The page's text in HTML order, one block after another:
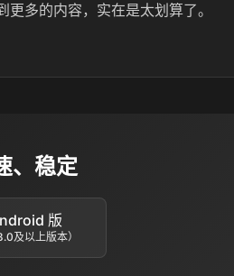
多的内容，实在是太划算了。
、稳定
版
及以上版本）